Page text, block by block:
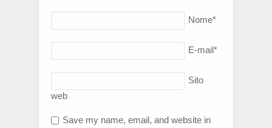
Nome*
E-mail*
Sito
web
Save my name, email, and website in